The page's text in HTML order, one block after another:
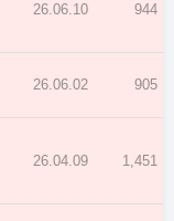
26.06.10 944
26.06.02 905
26.04.09 1,451